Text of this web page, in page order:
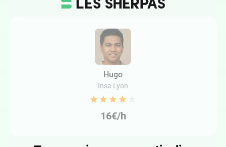
Hugo
Insa Lyon
16€/h